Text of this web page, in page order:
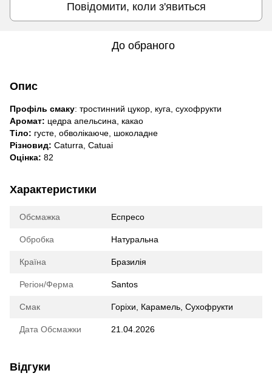
Повідомити, коли з'явиться
До обраного
Опис
Профіль смаку: тростинний цукор, куга, сухофрукти
Аромат: цедра апельсина, какао
Тіло: густе, обволікаюче, шоколадне
Різновид: Caturra, Catuai
Оцінка: 82
Характеристики
Обсмажка Еспресо
Обробка Натуральна
Країна Бразилія
Регіон/Ферма Santos
Смак Горіхи, Карамель, Сухофрукти
Дата Обсмажки 21.04.2026
Відгуки